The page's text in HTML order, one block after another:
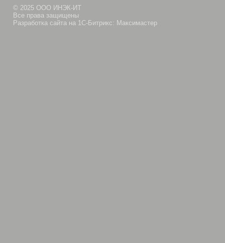
© 2025 ООО ИНЭК-ИТ
Все права защищены
Разработка сайта на 1С-Битрикс: Максимастер